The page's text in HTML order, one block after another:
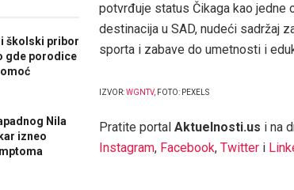
i školski pribor
gde porodice
Nila
izneo
potvrđuje status Čikaga kao jedne
destinacija u SAD, nudeći sadržaj
sporta i zabave do umetnosti i
IZVOR:WGNTV, FOTO: PEXELS
Pratite portal Aktuelnosti.us i na
Instagram, Facebook, Twitter i